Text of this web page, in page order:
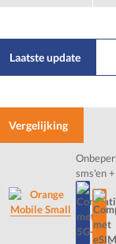
Laatste update
Vergelijking
Mobile Small
sms'en